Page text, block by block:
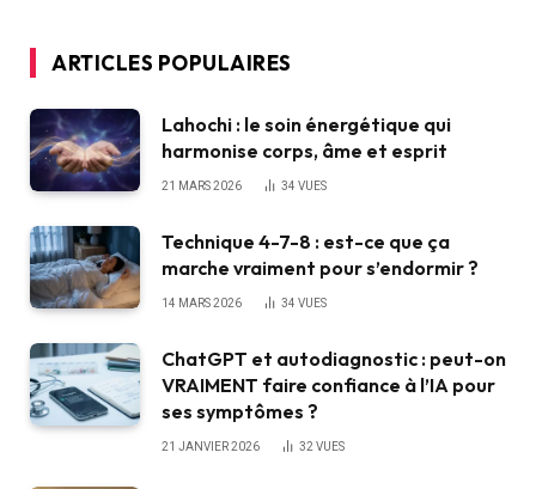
ARTICLES POPULAIRES
Lahochi : le soin énergétique qui
harmonise corps, âme et esprit
21 MARS 2026 34 VUES
Technique 4-7-8 : est-ce que ça
marche vraiment pour s’endormir ?
14 MARS 2026 34 VUES
ChatGPT et autodiagnostic : peut-on
VRAIMENT faire confiance à l’IA pour
ses symptômes ?
21 JANVIER 2026 32VUES